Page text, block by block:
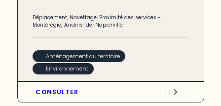
Déplacement, Navettage, Proximité des services -
Montérégie,Jardins-de-Napierville
Aménagement du territoire
Environnement
CONSULTER